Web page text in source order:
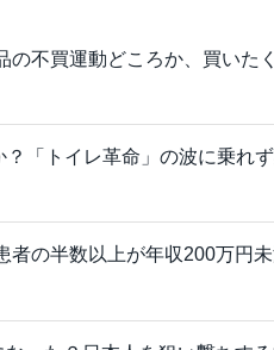
の不買運動どころか、買いた
「トイレ革命」の波に乗れ
者の半数以上が年収200万円